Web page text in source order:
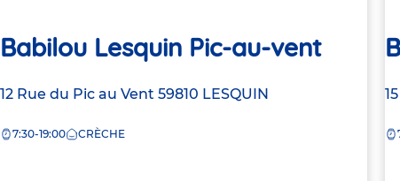
Babilou Lesquin Pic-au-vent
Adresse
la
12 Rue du Pic au Vent 59810 LESQUIN
7:30-19:00 CRÈCHE
la